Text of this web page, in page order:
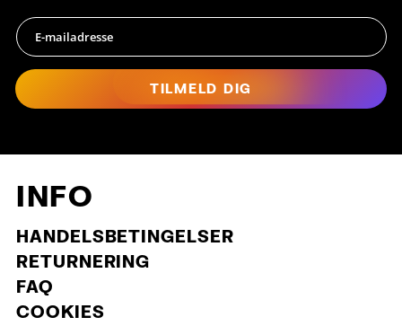
TILMELD DIG
INFO
HANDELSBETINGELSER
RETURNERING
FAQ
COOKIES